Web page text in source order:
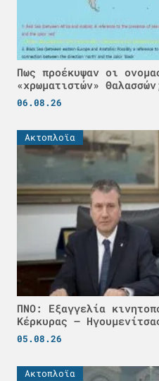
Πως προέκυψαν οι
«χρωματιστών»
06.08.26
Ακτοπλοϊα
ΠΝΟ: Εξαγγελία
Κέρκυρας –
05.08.26
Ακτοπλοϊα